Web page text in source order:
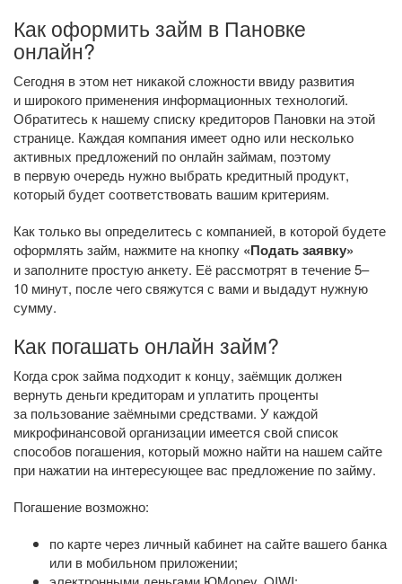
Как оформить займ в Пановке
онлайн?
Сегодня в этом нет никакой сложности ввиду развития
и широкого применения информационных технологий.
Обратитесь к нашему списку кредиторов Пановки на этой
странице. Каждая компания имеет одно или несколько
активных предложений по онлайн займам, поэтому
в первую очередь нужно выбрать кредитный продукт,
который будет соответствовать вашим критериям.
Как только вы определитесь с компанией, в которой будете
оформлять займ, нажмите на кнопку «Подать заявку»
и заполните простую анкету. Её рассмотрят в течение 5–
10 минут, после чего свяжутся с вами и выдадут нужную
сумму.
Как погашать онлайн займ?
Когда срок займа подходит к концу, заёмщик должен
вернуть деньги кредиторам и уплатить проценты
за пользование заёмными средствами. У каждой
микрофинансовой организации имеется свой список
способов погашения, который можно найти на нашем сайте
при нажатии на интересующее вас предложение по займу.
Погашение возможно:
по карте через личный кабинет на сайте вашего банка
или в мобильном приложении;